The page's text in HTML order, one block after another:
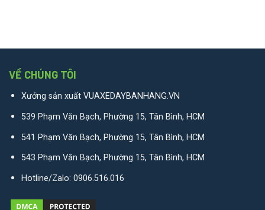
VỀ CHÚNG TÔI
Xưởng sản xuất VUAXEDAYBANHANG.VN
539 Phạm Văn Bạch, Phường 15, Tân Bình, HCM
541 Phạm Văn Bạch, Phường 15, Tân Bình, HCM
543 Phạm Văn Bạch, Phường 15, Tân Bình, HCM
Hotline/Zalo: 0906.516.016